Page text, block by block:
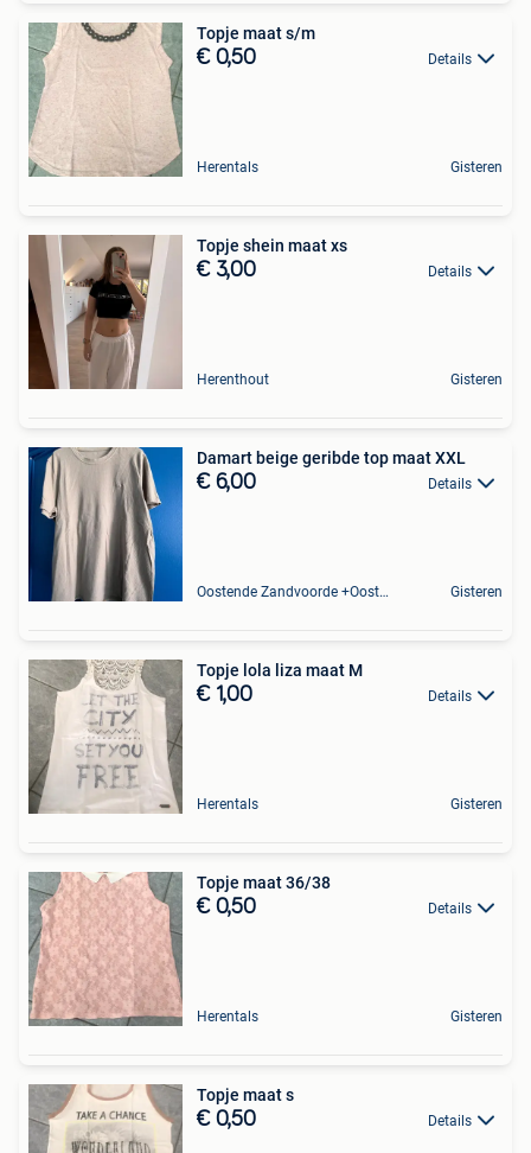
Topje maat s/m
€ 0,50 Details
Herentals Gisteren
Topje shein maat xs
€ 3,00 Details
Herenthout Gisteren
Damart beige geribde top maat XXL
€ 6,00 Details
Oostende Zandvoorde +Oostende Gisteren
Topje lola liza maat M
€ 1,00 Details
Herentals Gisteren
Topje maat 36/38
€ 0,50 Details
Herentals Gisteren
Topje maat s
€ 0,50 Details